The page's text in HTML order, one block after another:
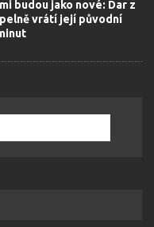
budou jako nové: Dar z
vrátí její původní